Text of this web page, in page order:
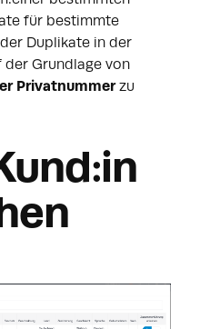
für bestimmte
Duplikate in der
der Grundlage von
Privatnummerzu